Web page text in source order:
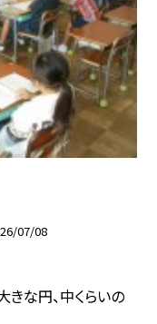
07/08
きな円、中くらいの